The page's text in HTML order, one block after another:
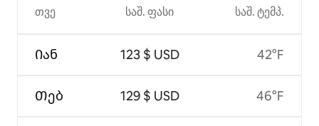
თვე
Იან
Თებ
საშ. ფასი
123 $ USD
129 $ USD
საშ. ტემპ.
42°F
46°F